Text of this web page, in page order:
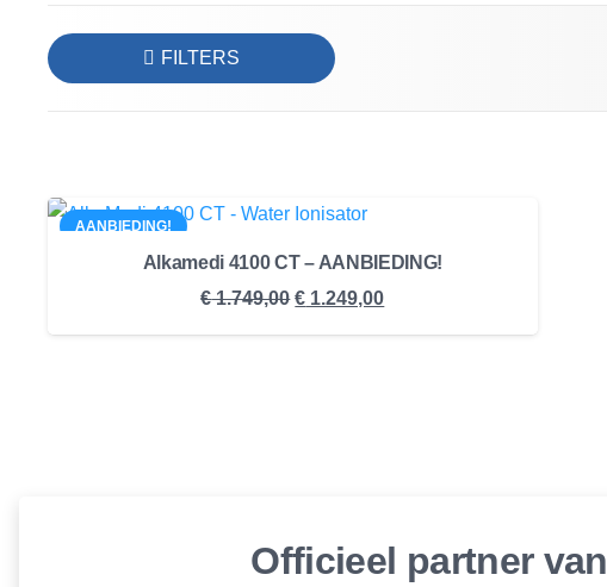
FILTERS
AANBIEDING!
Alkamedi 4100 CT – AANBIEDING!
€1.749,00 Oorspronkelijke
prijs
€ 1.249,00Huidige
prijs
Officieel partner van